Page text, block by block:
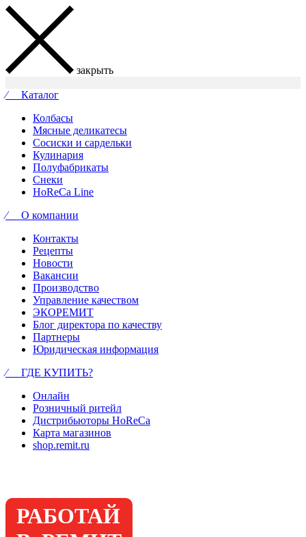
закрыть
⁄ Каталог
Колбасы
Мясные деликатесы
Сосиски и сардельки
Кулинария
Полуфабрикаты
Снеки
HoReCa Line
⁄ О компании
Контакты
Рецепты
Новости
Вакансии
Производство
Управление качеством
ЭКОРЕМИТ
Блог директора по качеству
Партнеры
Юридическая информация
⁄ ГДЕ КУПИТЬ?
Онлайн
Розничный ритейл
Дистрибьюторы HoReCa
Карта магазинов
shop.remit.ru
РАБОТАЙ